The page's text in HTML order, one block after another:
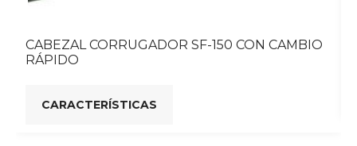
CABEZAL CORRUGADOR SF-150 CON CAMBIO
RÁPIDO
CARACTERÍSTICAS